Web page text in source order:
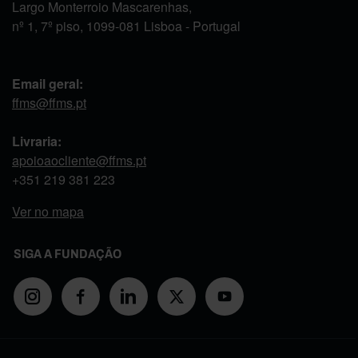
Largo Monterroio Mascarenhas,
nº 1, 7º piso, 1099-081 Lisboa - Portugal
Email geral:
ffms@ffms.pt
Livraria:
apoioaocliente@ffms.pt
+351 219 381 223
Ver no mapa
SIGA A FUNDAÇÃO